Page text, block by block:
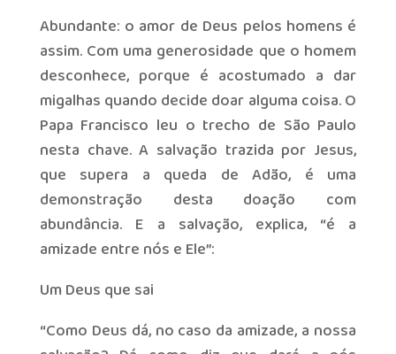
Abundante: o amor de Deus pelos homens é
assim. Com uma generosidade que o homem
desconhece, porque é acostumado a dar
migalhas quando decide doar alguma coisa. O
Papa Francisco leu o trecho de São Paulo
nesta chave. A salvação trazida por Jesus,
que supera a queda de Adão, é uma
demonstração desta doação com
abundância. E a salvação, explica, “é a
amizade entre nós e Ele”:
Um Deus que sai
“Como Deus dá, no caso da amizade, a nossa